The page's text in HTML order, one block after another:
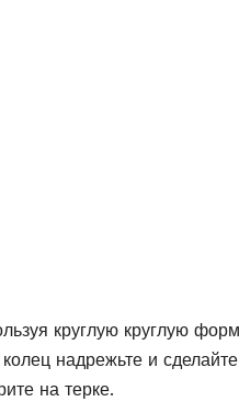
круглую круглую
надрежьте и сделайте
на терке.